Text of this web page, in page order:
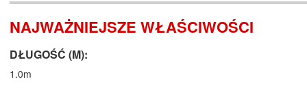
NAJWAŻNIEJSZE WŁAŚCIWOŚCI
DŁUGOŚĆ (M):
1.0m